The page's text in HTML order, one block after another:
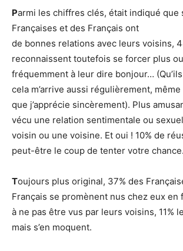
Parmi les chiffres clés, était indiqué que
Françaises et des Français ont
de bonnes relations avec leurs voisins,
reconnaissent toutefois se forcer plus
fréquemment à leur dire bonjour…
cela m’arrive aussi régulièrement,
que j’apprécie sincèrement). Plus
vécu une relation sentimentale ou
voisin ou une voisine. Et oui ! 10% de
peut-être le coup de tenter votre
Toujours plus original, 37% des
Français se promènent nus chez eux en
à ne pas être vus par leurs voisins, 11%
mais s’en moquent.